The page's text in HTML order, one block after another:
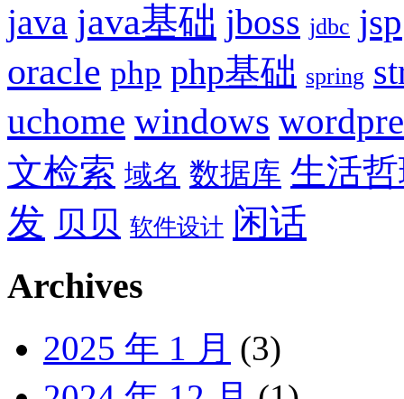
java java基础 jboss jdbc jsp
oracle php php基础 spring
uchome windows
文检索 域名 数据库 生活
发 贝贝 软件设计 闲话
Archives
2025 年 1 月 (3)